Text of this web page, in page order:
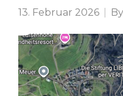
13. Februar 2026 By